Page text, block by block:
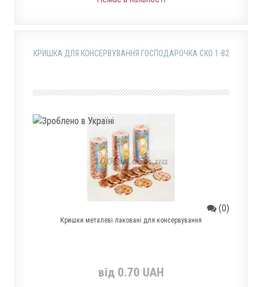
КРИШКА ДЛЯ КОНСЕРВУВАННЯ ГОСПОДАРОЧКА СКО 1-82
(0)
Кришки металеві лаковані для консервування
від 0.70 UAH